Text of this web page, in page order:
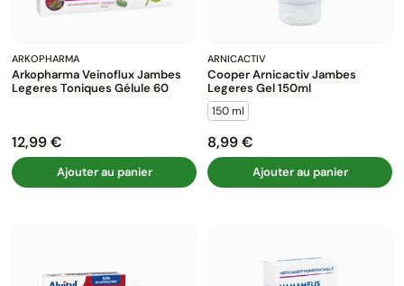
ARKOPHARMA
Arkopharma Veinoflux Jambes
Legeres Toniques Gélule 60
Prix
12,99 €
Ajouter au panier
ARNICACTIV
Cooper Arnicactiv Jambes
Legeres Gel 150ml
150 ml
Prix
8,99 €
Ajouter au panier